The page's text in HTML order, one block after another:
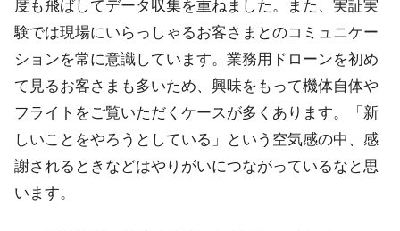
度も飛ばしてデータ収集を重ねました。また、実証実
験では現場にいらっしゃるお客さまとのコミュニケー
ションを常に意識しています。業務用ドローンを初め
て見るお客さまも多いため、興味をもって機体自体や
フライトをご覧いただくケースが多くあります。「新
しいことをやろうとしている」という空気感の中、感
謝されるときなどはやりがいにつながっているなと思
います。